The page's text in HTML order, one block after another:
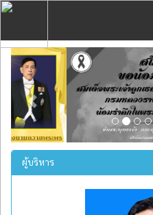
Previous
ผู้บริหาร